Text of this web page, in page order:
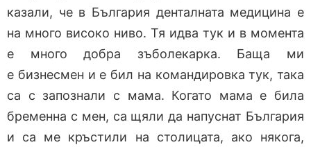
казали, че в България денталната медицина е
на много високо ниво. Тя идва тук и в момента
е много добра зъболекарка. Баща ми
е бизнесмен и е бил на командировка тук, така
са с запознали с мама. Когато мама е била
бременна с мен, са щяли да напуснат България
и са ме кръстили на столицата, ако някога,